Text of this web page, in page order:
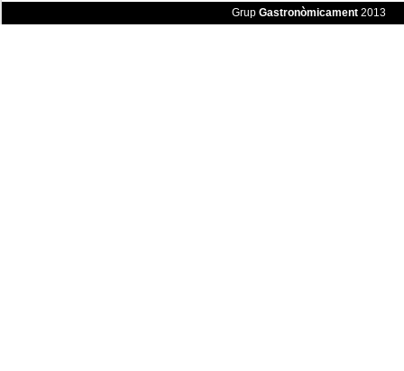
Grup Gastronòmicament2013